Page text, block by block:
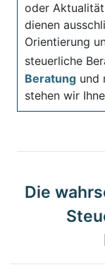
oder
dienen
Orientierung
steuerliche
Beratung und
stehen wir
Die